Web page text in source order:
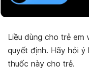
Liều dùng cho trẻ em
quyết định. Hãy hỏi ý
thuốc này cho trẻ.